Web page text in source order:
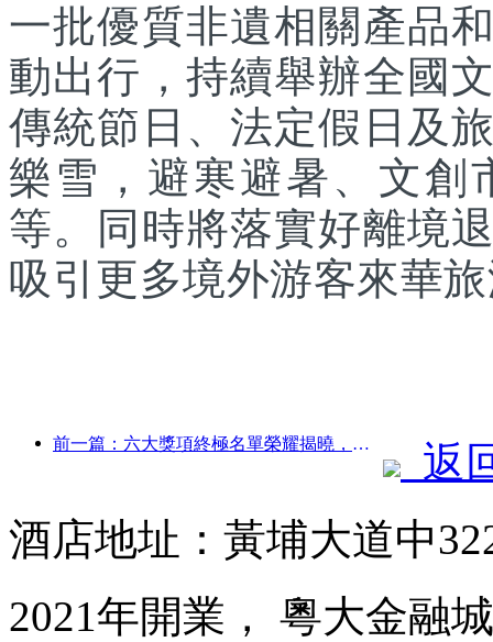
一批優質非遺相關產品
動出行，持續舉辦全國
傳統節日、法定假日及
樂雪，避寒避暑、文創
等。同時將落實好離境
吸引更多境外游客來華
前一篇：六大獎項終極名單榮耀揭曉，百余酒店及企業斬獲年度獎項！
返
酒店地址：黃埔大道中
2021年開業， 粵大金